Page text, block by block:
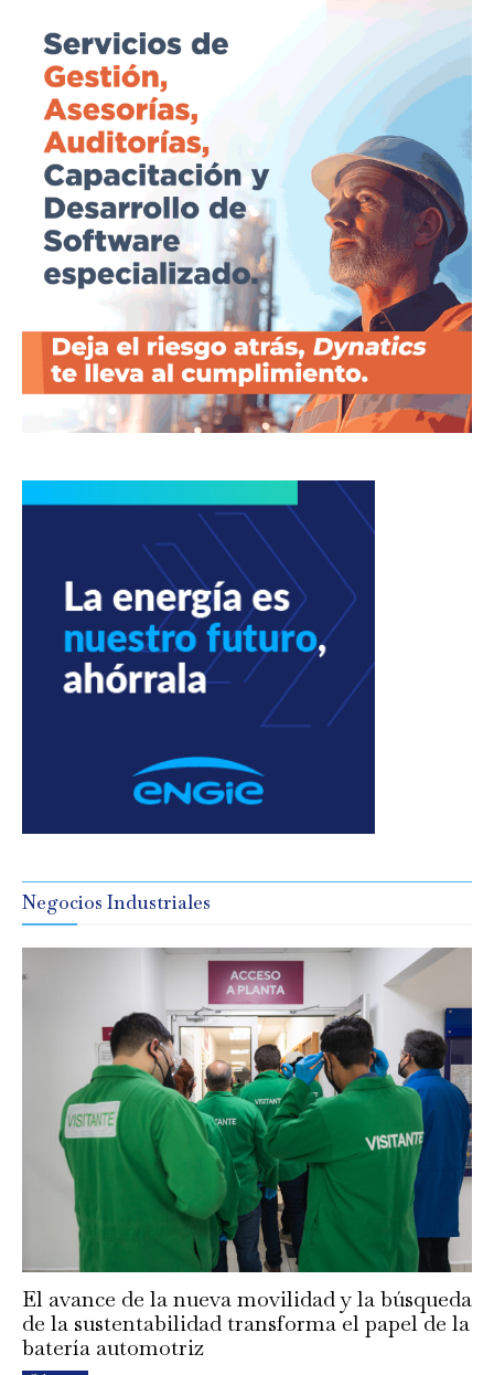
Negocios Industriales
El avance de la nueva movilidad y la búsqueda
de la sustentabilidad transforma el papel de la
batería automotriz